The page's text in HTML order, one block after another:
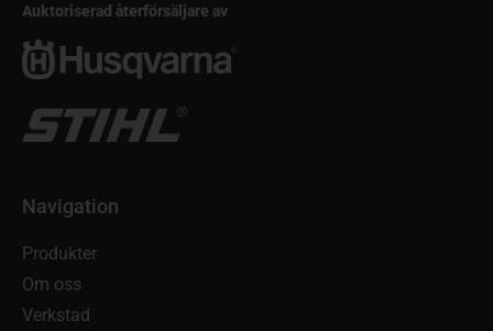
Auktoriserad återförsäljare av
Navigation
Produkter
Om oss
Verkstad